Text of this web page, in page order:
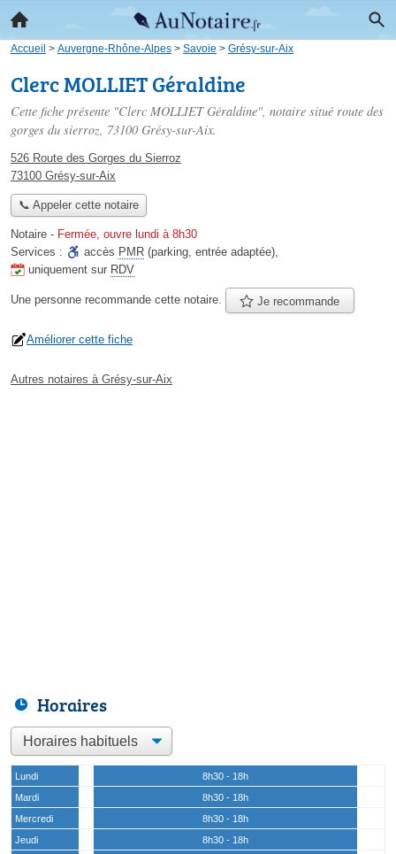
Accueil > Auvergne-Rhône-Alpes > Savoie > Grésy-sur-Aix
Clerc MOLLIET Géraldine
Cette fiche présente "Clerc MOLLIET Géraldine", notaire situé route des
gorges du sierroz, 73100 Grésy-sur-Aix.
526 Route des Gorges du Sierroz
73100 Grésy-sur-Aix
📞 Appeler cette notaire
Notaire - Fermée, ouvre lundi à 8h30
Services :
accès PMR (parking, entrée adaptée),
uniquement sur RDV
Une personne recommande cette notaire. Je recommande
Améliorer cette fiche
Autres notaires à Grésy-sur-Aix
Horaires
Lundi
8h30 - 18h
Mardi
8h30 - 18h
Mercredi
8h30 - 18h
Jeudi
8h30 - 18h